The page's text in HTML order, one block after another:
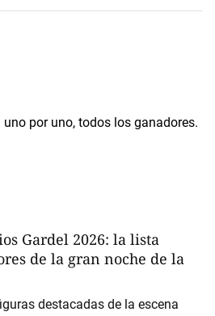
Gardel 2026: la lista
de la gran noche de la
destacadas de la escena